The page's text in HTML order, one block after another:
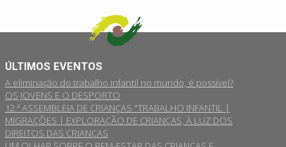
ÚLTIMOS EVENTOS
A eliminação do trabalho infantil no mundo, é possível?
OS JOVENS E O DESPORTO
12.ª ASSEMBLEIA DE CRIANÇAS "TRABALHO INFANTIL |
MIGRAÇÕES | EXPLORAÇÃO DE CRIANÇAS, À LUZ DOS
DIREITOS DAS CRIANÇAS